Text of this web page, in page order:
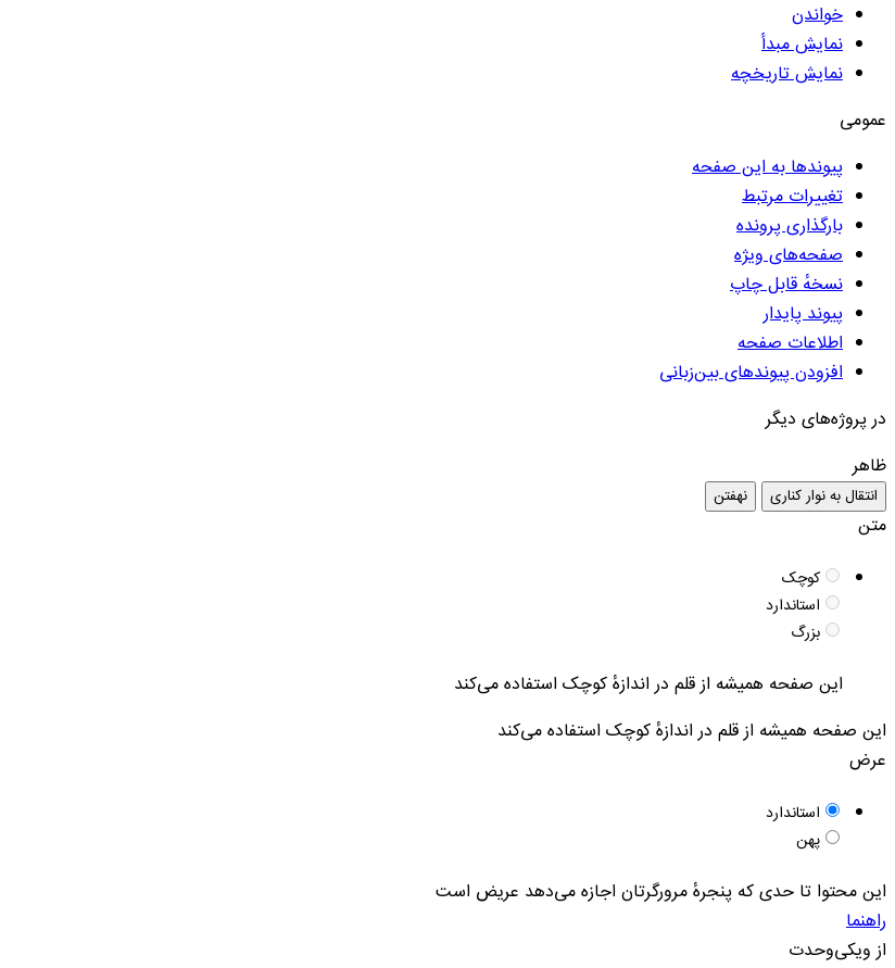
خواندن
نمایش مبدأ
نمایش تاریخچه
عمومی
پیوندها به این صفحه
تغییرات مرتبط
بارگذاری پرونده
صفحه‌های ویژه
نسخهٔ قابل چاپ
پیوند پایدار
اطلاعات صفحه
افزودن پیوند‌های بین‌زبانی
در پروژه‌های دیگر
ظاهر
انتقال به نوار کناری نهفتن
متن
کوچک
استاندارد
بزرگ
این صفحه همیشه از قلم در اندازهٔ کوچک استفاده می‌کند
این صفحه همیشه از قلم در اندازهٔ کوچک استفاده می‌کند
عرض
استاندارد
پهن
این محتوا تا حدی که پنجرهٔ مرورگرتان اجازه می‌دهد عریض است
راهنما
از ویکی‌وحدت